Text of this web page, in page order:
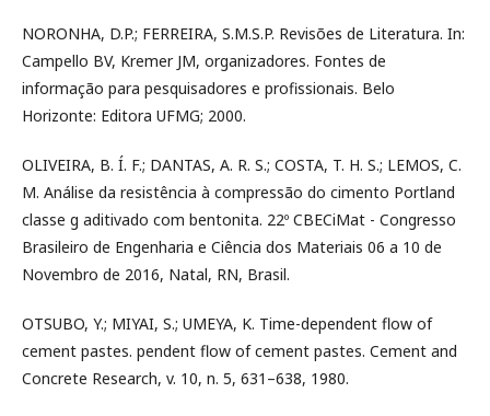
NORONHA, D.P.; FERREIRA, S.M.S.P. Revisões de Literatura. In:
Campello BV, Kremer JM, organizadores. Fontes de
informação para pesquisadores e profissionais. Belo
Horizonte: Editora UFMG; 2000.
OLIVEIRA, B. Í. F.; DANTAS, A. R. S.; COSTA, T. H. S.; LEMOS, C.
M. Análise da resistência à compressão do cimento Portland
classe g aditivado com bentonita. 22º CBECiMat - Congresso
Brasileiro de Engenharia e Ciência dos Materiais 06 a 10 de
Novembro de 2016, Natal, RN, Brasil.
OTSUBO, Y.; MIYAI, S.; UMEYA, K. Time-dependent flow of
cement pastes. pendent flow of cement pastes. Cement and
Concrete Research, v. 10, n. 5, 631–638, 1980.